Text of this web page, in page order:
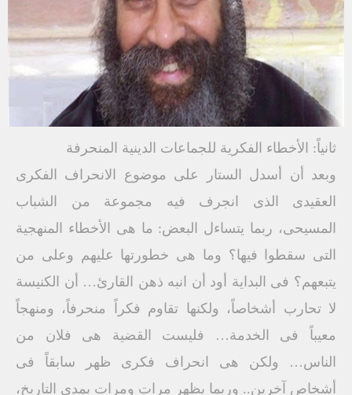
ثانياً: الأخطاء الفكرية للجماعات الدينية المنحرفة
وبعد أن أسدل الستار على موضوع الانحراف الفكرى
العقيدى الذى انجرف فيه مجموعة من الشباب
المسيحى، ربما يتساءل البعض: ما هى الأخطاء المنهجية
التى سقطوا فيها؟ وما هى خطورتها عليهم وعلى من
يتبعهم؟ فى البداية أود أن انبه ذهن القارئ… أن الكنيسة
لا تحارب أشخاصاً، ولكنها تقاوم فكراً منحرفاً، ومنهجاً
معيباً فى الخدمة… فليست القضية هى فلان من
الناس… ولكن هى انحراف فكرى ظهر سابقاً فى
أشخاص آخرين.. وربما يظهر مرات ومرات بمدى التاريخ،